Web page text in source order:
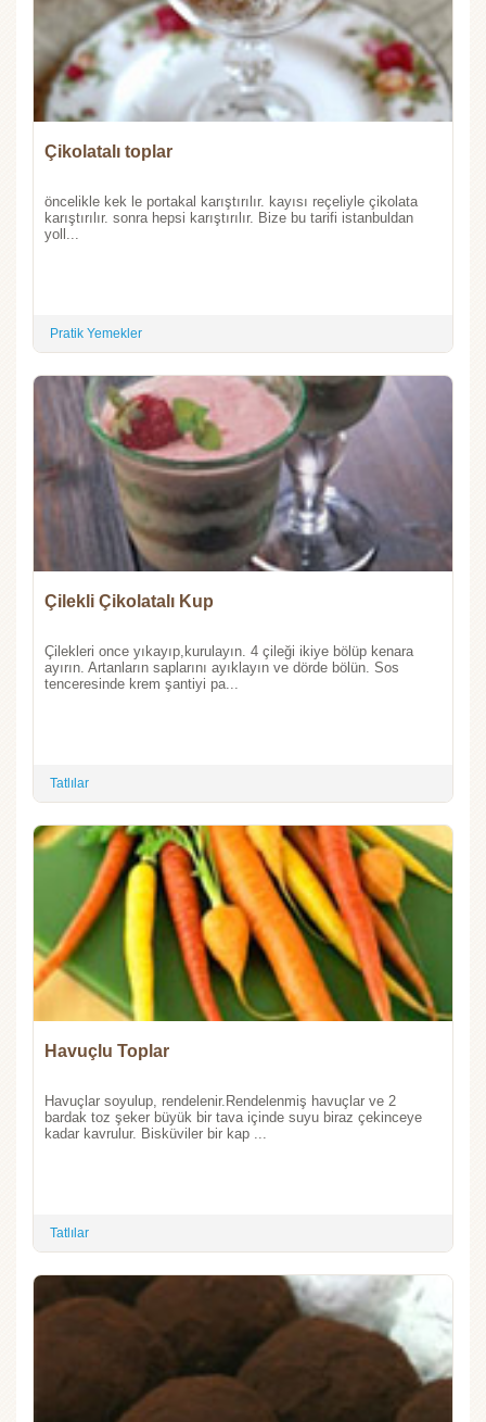
Çikolatalı toplar
öncelikle kek le portakal karıştırılır. kayısı reçeliyle çikolata
karıştırılır. sonra hepsi karıştırılır. Bize bu tarifi istanbuldan
yoll...
Pratik Yemekler
Çilekli Çikolatalı Kup
Çilekleri once yıkayıp,kurulayın. 4 çileği ikiye bölüp kenara
ayırın. Artanların saplarını ayıklayın ve dörde bölün. Sos
tenceresinde krem şantiyi pa...
Tatlılar
Havuçlu Toplar
Havuçlar soyulup, rendelenir.Rendelenmiş havuçlar ve 2
bardak toz şeker büyük bir tava içinde suyu biraz çekinceye
kadar kavrulur. Bisküviler bir kap ...
Tatlılar